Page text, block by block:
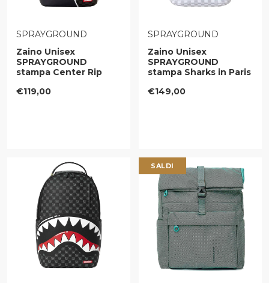
VENDITORE:
SPRAYGROUND
Zaino Unisex
SPRAYGROUND
stampa Center Rip
Prezzo regolare
€119,00
VENDITORE:
SPRAYGROUND
Zaino Unisex
SPRAYGROUND
stampa Sharks in Paris
Prezzo regolare
€149,00
SALDI